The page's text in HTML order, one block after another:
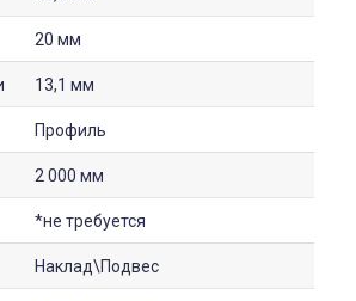
20 мм
13,1 мм
Профиль
2 000 мм
*не требуется
Наклад\Подвес